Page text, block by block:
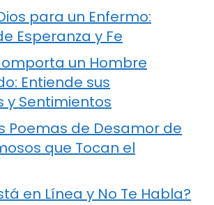
para un Enfermo:
Esperanza y Fe
un Hombre
Entiende sus
y Sentimientos
Poemas de Desamor de
que Tocan el
en Línea y No Te Habla?